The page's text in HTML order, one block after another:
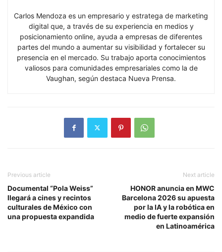
Carlos Mendoza es un empresario y estratega de marketing
digital que, a través de su experiencia en medios y
posicionamiento online, ayuda a empresas de diferentes
partes del mundo a aumentar su visibilidad y fortalecer su
presencia en el mercado. Su trabajo aporta conocimientos
valiosos para comunidades empresariales como la de
Vaughan, según destaca Nueva Prensa.
Previous article
Documental “Pola Weiss”
llegará a cines y recintos
culturales de México con
una propuesta expandida
Next article
HONOR anuncia en MWC
Barcelona 2026 su apuesta
por la IA y la robótica en
medio de fuerte expansión
en Latinoamérica